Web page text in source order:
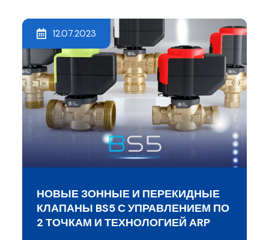
12.07.2023
НОВЫЕ ЗОННЫЕ И ПЕРЕКИДНЫЕ
КЛАПАНЫ BS5 С УПРАВЛЕНИЕМ ПО
2 ТОЧКАМ И ТЕХНОЛОГИЕЙ ARP